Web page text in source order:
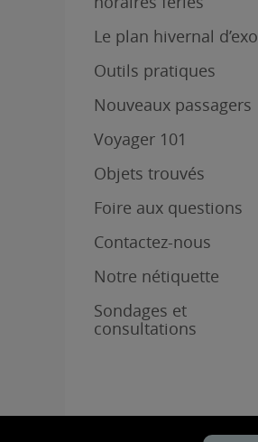
Le plan hivernal d’exo
Outils pratiques
Nouveaux passagers
Voyager 101
Objets trouvés
Foire aux questions
Contactez-nous
Notre nétiquette
Sondages et
consultations